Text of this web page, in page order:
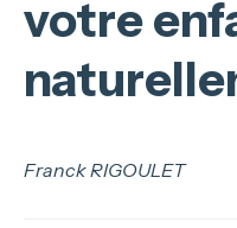
votre
Franck RIGOULET